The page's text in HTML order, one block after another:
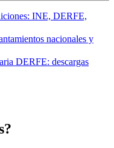
INE, DERFE,
nacionales y
DERFE: descargas